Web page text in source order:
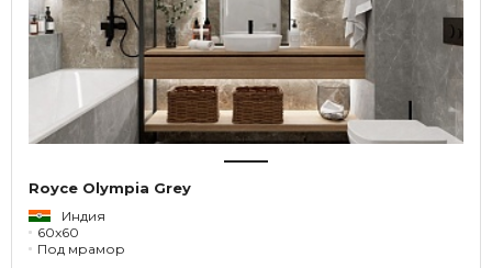
Royce Olympia Grey
Индия
60x60
Под мрамор